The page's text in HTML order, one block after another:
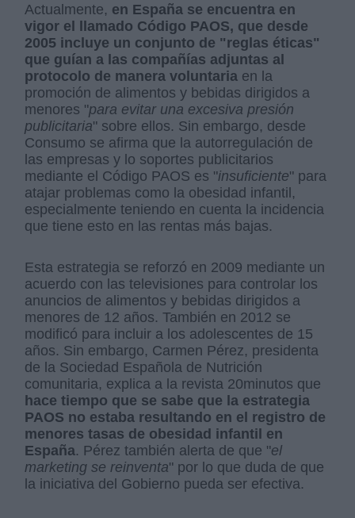
Actualmente, en España se encuentra en
vigor el llamado Código PAOS, que desde
2005 incluye un conjunto de "reglas éticas"
que guían a las compañías adjuntas al
protocolo de manera voluntaria en la
promoción de alimentos y bebidas dirigidos a
menores "para evitar una excesiva presión
publicitaria" sobre ellos. Sin embargo, desde
Consumo se afirma que la autorregulación de
las empresas y lo soportes publicitarios
mediante el Código PAOS es "insuficiente" para
atajar problemas como la obesidad infantil,
especialmente teniendo en cuenta la incidencia
que tiene esto en las rentas más bajas.
Esta estrategia se reforzó en 2009 mediante un
acuerdo con las televisiones para controlar los
anuncios de alimentos y bebidas dirigidos a
menores de 12 años. También en 2012 se
modificó para incluir a los adolescentes de 15
años. Sin embargo, Carmen Pérez, presidenta
de la Sociedad Española de Nutrición
comunitaria, explica a la revista 20minutos que
hace tiempo que se sabe que la estrategia
PAOS no estaba resultando en el registro de
menores tasas de obesidad infantil en
España. Pérez también alerta de que "el
marketing se reinventa" por lo que duda de que
la iniciativa del Gobierno pueda ser efectiva.